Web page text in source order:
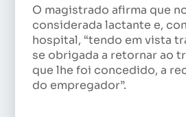
O magistrado afirma que
considerada lactante e,
hospital, “tendo em vista
se obrigada a retornar ao
que lhe foi concedido, a
do empregador”.